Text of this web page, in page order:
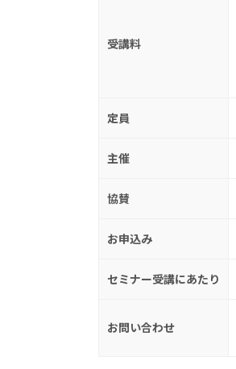
受講料
定員
主催
協賛
お申込み
セミナー受講にあたり
お問い合わせ